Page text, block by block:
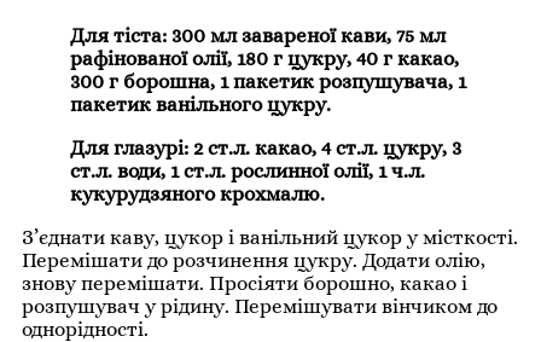
Для тіста: 300 мл завареної кави, 75 мл
рафінованої олії, 180 г цукру, 40 г какао,
300 г борошна, 1 пакетик розпушувача, 1
пакетик ванільного цукру.
Для глазурі: 2 ст.л. какао, 4 ст.л. цукру, 3
ст.л. води, 1 ст.л. рослинної олії, 1 ч.л.
кукурудзяного крохмалю.
З’єднати каву, цукор і ванільний цукор у місткості.
Перемішати до розчинення цукру. Додати олію,
знову перемішати. Просіяти борошно, какао і
розпушувач у рідину. Перемішувати вінчиком до
однорідності.